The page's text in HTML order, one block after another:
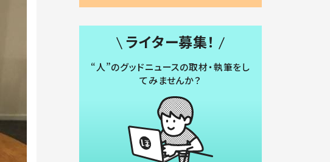
ライター募集！
“人”のグッドニュースの取材・執筆をし
てみませんか？